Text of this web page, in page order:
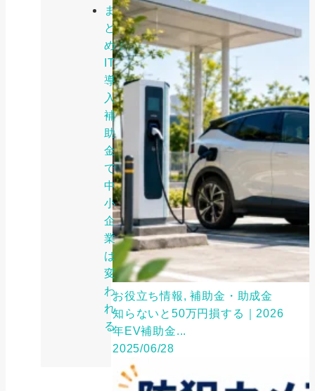
ま
と
め：
IT
導
入
補
助
金
で
中
小
企
業
は
変
わ
れ
る
お役立ち情報, 補助金・助成金
知らないと50万円損する｜2026
年EV補助金...
2025/06/28